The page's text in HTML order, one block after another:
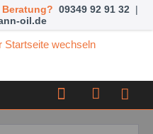
09349 92 91 32 |
oil.de